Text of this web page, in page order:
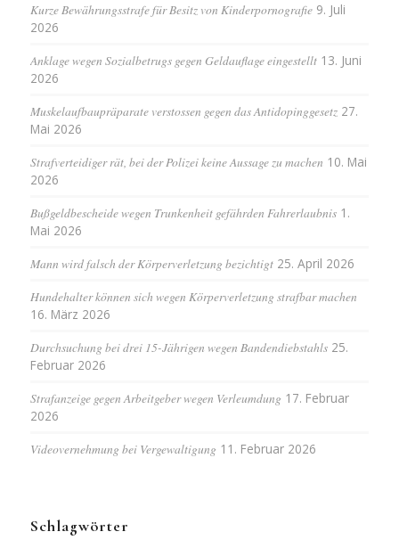
Kurze Bewährungsstrafe für Besitz von Kinderpornografie 9. Juli
2026
Anklage wegen Sozialbetrugs gegen Geldauflage eingestellt 13. Juni
2026
Muskelaufbaupräparate verstossen gegen das Antidopinggesetz 27.
Mai 2026
Strafverteidiger rät, bei der Polizei keine Aussage zu machen 10. Mai
2026
Bußgeldbescheide wegen Trunkenheit gefährden Fahrerlaubnis 1.
Mai 2026
Mann wird falsch der Körperverletzung bezichtigt 25. April 2026
Hundehalter können sich wegen Körperverletzung strafbar machen
16. März 2026
Durchsuchung bei drei 15-Jährigen wegen Bandendiebstahls 25.
Februar 2026
Strafanzeige gegen Arbeitgeber wegen Verleumdung 17. Februar
2026
Videovernehmung bei Vergewaltigung 11. Februar 2026
Schlagwörter